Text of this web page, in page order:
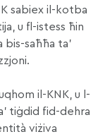
sabiex il-kotba
u fl-istess ħin
bis-saħħa ta’
il-KNK, u l-
tiġdid fid-dehra
viżiva